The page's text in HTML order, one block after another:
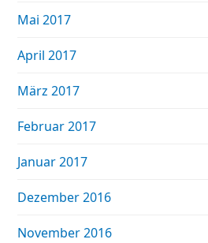
Mai 2017
April 2017
März 2017
Februar 2017
Januar 2017
Dezember 2016
November 2016